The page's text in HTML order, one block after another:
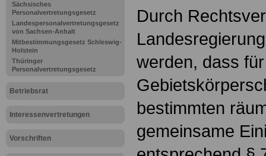
Sächsisches
Personalvertretungsgesetz
Landespersonalvertretungsgesetz
von Sachsen-Anhalt
Mitbestimmungsgesetz Schleswig-
Holstein
Thüringer
Personalvertretungsgesetz
Betriebsrat
Interessenvertretungen
Vorschriften
Durch
werden, dass
bestimmten
gemeinsame